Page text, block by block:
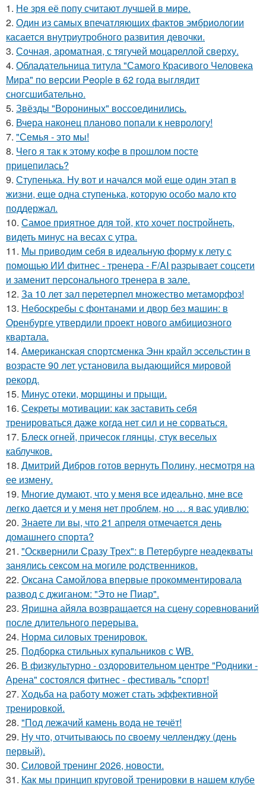
1. Не зря её попу считают лучшей в мире.
2. Один из самых впечатляющих фактов эмбриологии
касается внутриутробного развития девочки.
3. Сочная, ароматная, с тягучей моцареллой сверху.
4. Обладательница титула "Самого Красивого Человека
Мира" по версии People в 62 года выглядит
сногсшибательно.
5. Звёзды "Ворониных" воссоединились.
6. Вчера наконец планово попали к неврологу!
7. "Семья - это мы!
8. Чего я так к этому кофе в прошлом посте
прицепилась?
9. Ступенька. Ну вот и начался мой еще один этап в
жизни, еще одна ступенька, которую особо мало кто
поддержал.
10. Самое приятное для той, кто хочет постройнеть,
видеть минус на весах с утра.
11. Мы приводим себя в идеальную форму к лету с
помощью ИИ фитнес - тренера - F/AI разрывает соцсети
и заменит персонального тренера в зале.
12. За 10 лет зал перетерпел множество метаморфоз!
13. Небоскребы с фонтанами и двор без машин: в
Оренбурге утвердили проект нового амбициозного
квартала.
14. Американская спортсменка Энн крайл эссельстин в
возрасте 90 лет установила выдающийся мировой
рекорд.
15. Минус отеки, морщины и прыщи.
16. Секреты мотивации: как заставить себя
тренироваться даже когда нет сил и не сорваться.
17. Блеск огней, причесок глянцы, стук веселых
каблучков.
18. Дмитрий Дибров готов вернуть Полину, несмотря на
ее измену.
19. Многие думают, что у меня все идеально, мне все
легко дается и у меня нет проблем, но … я вас удивлю:
20. Знаете ли вы, что 21 апреля отмечается день
домашнего спорта?
21. "Осквернили Сразу Трех": в Петербурге неадекваты
занялись сексом на могиле родственников.
22. Оксана Самойлова впервые прокомментировала
развод с джиганом: "Это не Пиар".
23. Яришна айяла возвращается на сцену соревнований
после длительного перерыва.
24. Норма силовых тренировок.
25. Подборка стильных купальников с WB.
26. В физкультурно - оздоровительном центре "Родники -
Арена" состоялся фитнес - фестиваль "спорт!
27. Ходьба на работу может стать эффективной
тренировкой.
28. "Под лежачий камень вода не течёт!
29. Ну что, отчитываюсь по своему челленджу (день
первый).
30. Силовой тренинг 2026, новости.
31. Как мы принцип круговой тренировки в нашем клубе